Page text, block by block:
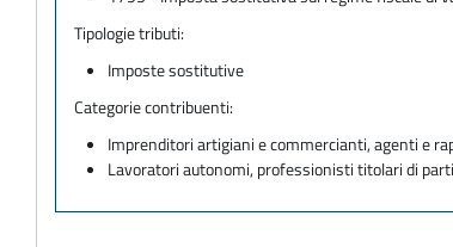
Tipologie tributi:
Imposte sostitutive
Categorie contribuenti:
Imprenditori artigiani e commercianti, agenti e
Lavoratori autonomi, professionisti titolari di